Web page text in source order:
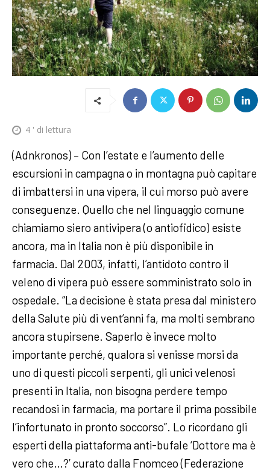
4 ' di lettura
(Adnkronos) – Con l’estate e l’aumento delle
escursioni in campagna o in montagna può capitare
di imbattersi in una vipera, il cui morso può avere
conseguenze. Quello che nel linguaggio comune
chiamiamo siero antivipera (o antiofidico) esiste
ancora, ma in Italia non è più disponibile in
farmacia. Dal 2003, infatti, l’antidoto contro il
veleno di vipera può essere somministrato solo in
ospedale. “La decisione è stata presa dal ministero
della Salute più di vent’anni fa, ma molti sembrano
ancora stupirsene. Saperlo è invece molto
importante perché, qualora si venisse morsi da
uno di questi piccoli serpenti, gli unici velenosi
presenti in Italia, non bisogna perdere tempo
recandosi in farmacia, ma portare il prima possibile
l’infortunato in pronto soccorso”. Lo ricordano gli
esperti della piattaforma anti-bufale ‘Dottore ma è
vero che…?’ curato dalla Fnomceo (Federazione